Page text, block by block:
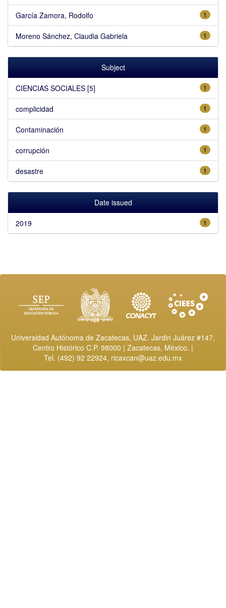
1
García Zamora, Rodolfo
1
Moreno Sánchez, Claudia Gabriela
Subject
1
CIENCIAS SOCIALES [5]
1
complicidad
1
Contaminación
1
corrupción
1
desastre
Date issued
1
2019
Universidad Autónoma de Zacatecas, UAZ. Jardin Juárez #147,
Centro Histórico C.P. 98000 | Zacatecas, México. |
Tel. (492) 92 22924, ricaxcan@uaz.edu.mx